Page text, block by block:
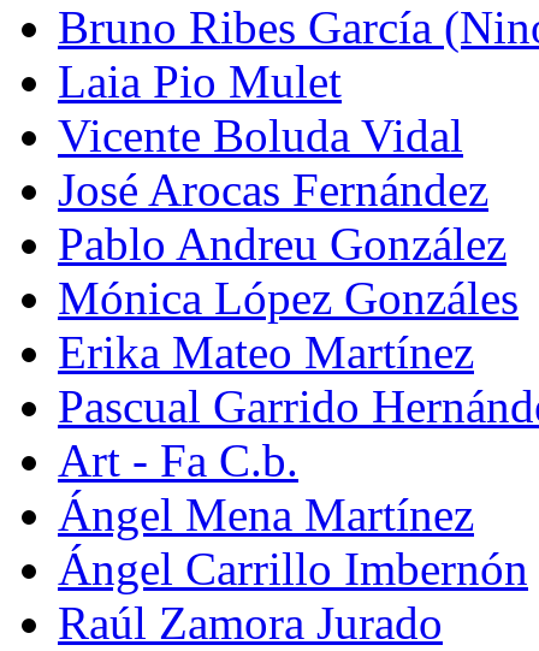
Bruno Ribes García
Laia Pio Mulet
Vicente Boluda Vidal
José Arocas Fernández
Pablo Andreu González
Mónica López Gonzáles
Erika Mateo Martínez
Pascual Garrido
Art - Fa C.b.
Ángel Mena Martínez
Ángel Carrillo Imbernón
Raúl Zamora Jurado